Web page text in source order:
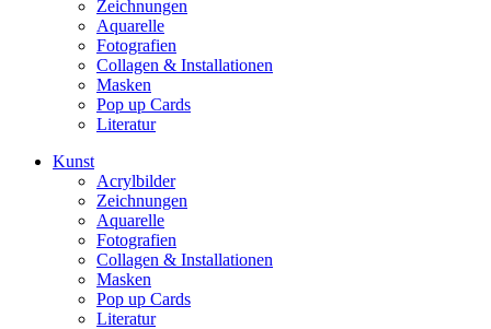
Zeichnungen
Aquarelle
Fotografien
Collagen & Installationen
Masken
Pop up Cards
Literatur
Kunst
Acrylbilder
Zeichnungen
Aquarelle
Fotografien
Collagen & Installationen
Masken
Pop up Cards
Literatur